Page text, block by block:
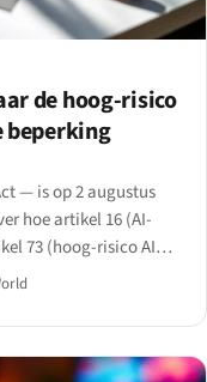
de hoog-risico
beperking
— is op 2 augustus
hoe artikel 16 (AI-
73 (hoog-risico AI)
gebied van